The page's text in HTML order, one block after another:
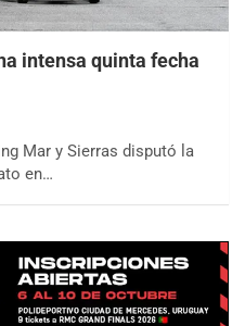
intensa quinta fecha
Mar y Sierras disputó la
en…